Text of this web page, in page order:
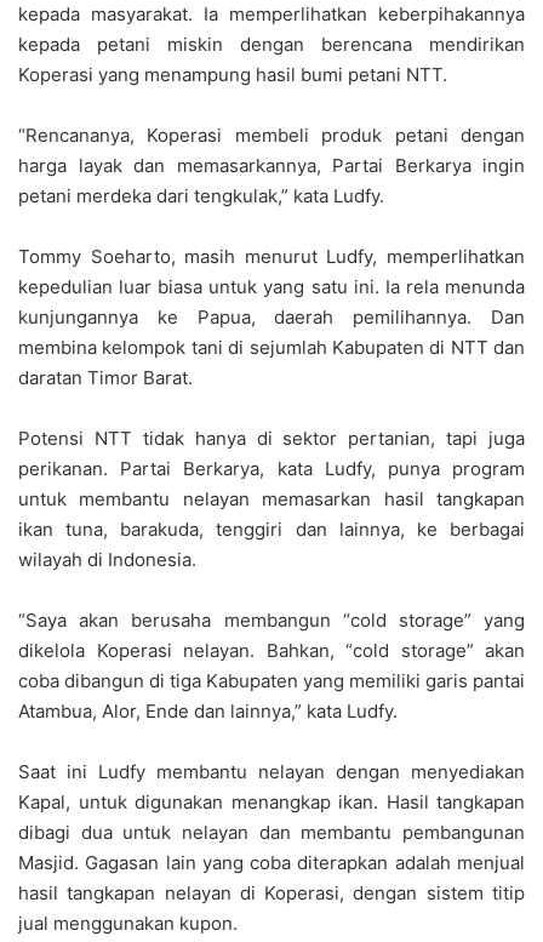
kepada masyarakat. Ia memperlihatkan keberpihakannya
kepada petani miskin dengan berencana mendirikan
Koperasi yang menampung hasil bumi petani NTT.
“Rencananya, Koperasi membeli produk petani dengan
harga layak dan memasarkannya, Partai Berkarya ingin
petani merdeka dari tengkulak,” kata Ludfy.
Tommy Soeharto, masih menurut Ludfy, memperlihatkan
kepedulian luar biasa untuk yang satu ini. Ia rela menunda
kunjungannya ke Papua, daerah pemilihannya. Dan
membina kelompok tani di sejumlah Kabupaten di NTT dan
daratan Timor Barat.
Potensi NTT tidak hanya di sektor pertanian, tapi juga
perikanan. Partai Berkarya, kata Ludfy, punya program
untuk membantu nelayan memasarkan hasil tangkapan
ikan tuna, barakuda, tenggiri dan lainnya, ke berbagai
wilayah di Indonesia.
“Saya akan berusaha membangun “cold storage” yang
dikelola Koperasi nelayan. Bahkan, “cold storage” akan
coba dibangun di tiga Kabupaten yang memiliki garis pantai
Atambua, Alor, Ende dan lainnya,” kata Ludfy.
Saat ini Ludfy membantu nelayan dengan menyediakan
Kapal, untuk digunakan menangkap ikan. Hasil tangkapan
dibagi dua untuk nelayan dan membantu pembangunan
Masjid. Gagasan lain yang coba diterapkan adalah menjual
hasil tangkapan nelayan di Koperasi, dengan sistem titip
jual menggunakan kupon.